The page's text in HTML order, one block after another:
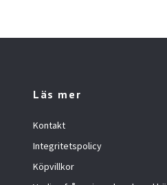
Läs mer
Kontakt
Integritetspolicy
Köpvillkor